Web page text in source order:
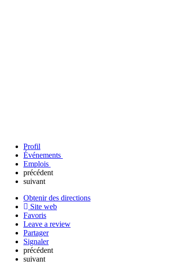
Profil
Événements
Emplois
précédent
suivant
Obtenir des directions
Site web
Favoris
Leave a review
Partager
Signaler
précédent
suivant